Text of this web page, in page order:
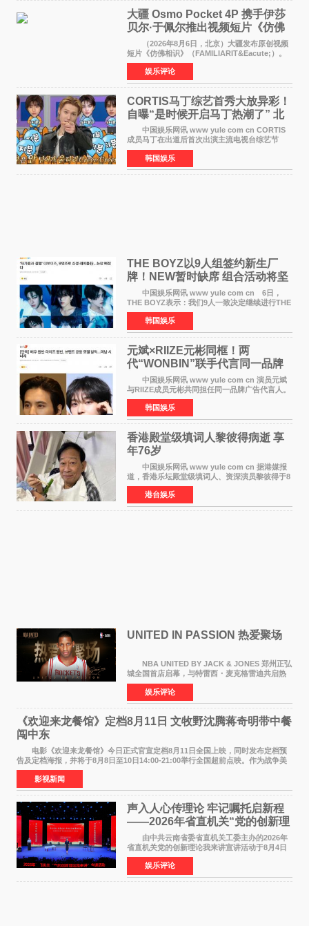
大疆 Osmo Pocket 4P 携手伊莎
贝尔·于佩尔推出视频短片《仿佛
相识》
（2026年8月6日，北京）大疆发布原创视频
短片《仿佛相识》（FAMILIARIT&Eacute;）。
视频短片由戛纳国际电影节最佳女演员伊莎贝尔·
于佩尔（Isabelle Huppert）主演，全程使用大
疆首款双主摄口
娱乐评论
CORTIS马丁综艺首秀大放异彩！
自曝“是时候开启马丁热潮了” 北
美巡演火热进行中
中国娱乐网讯 www yule com cn CORTIS
成员马丁在出道后首次出演主流电视台综艺节
目，展现了多才多艺的魅力。 马丁出演了5日
播出的MBC《Radio Star》Fashion与Passion
之间，I&lsquo;m
韩国娱乐
THE BOYZ以9人组签约新生厂
牌！NEW暂时缺席 组合活动将坚
定不移继续
中国娱乐网讯 www yule com cn 6日，
THE BOYZ表示：我们9人一致决定继续进行THE
BOYZ组合活动，并且已经完成了组合团体活动
签约。目前正在新生厂牌下进行活动准备。尚未
离开THE BOYZ原所
韩国娱乐
元斌×RIIZE元彬同框！两
代“WONBIN”联手代言同一品牌
颜值天花板合体
中国娱乐网讯 www yule com cn 演员元斌
与RIIZE成员元彬共同担任同一品牌广告代言人。
6日据独家报道，继演员元斌之后，RIIZE元彬最
近也被选为某在线中介平台A公司的共同广告代言
人，两人将作
韩国娱乐
香港殿堂级填词人黎彼得病逝 享
年76岁​
中国娱乐网讯 www yule com cn 据港媒报
道，香港乐坛殿堂级填词人、资深演员黎彼得于8
月5日上午因病离世，终年76岁。好友钟志光透
露，黎彼得今年3月中风后便卧床休养，身体机能
持续衰退，最
港台娱乐
UNITED IN PASSION 热爱聚场
NBA UNITED BY JACK & JONES 郑州正弘
城全国首店启幕，与特雷西・麦克格雷迪共启热
爱 2026 年7 月21 日，
NBAUNITEDBYJACK&JONES 全国首店，于郑
州正弘城正式启幕。NBA 传奇球星
娱乐评论
《欢迎来龙餐馆》定档8月11日 文牧野沈腾蒋奇明带中餐
闯中东
电影《欢迎来龙餐馆》今日正式官宣定档8月11日全国上映，同时发布定档预
告及定档海报，并将于8月8日至10日14:00-21:00举行全国超前点映。作为战争美
食大片，影片讲述的是中国厨师徐福（沈腾
影视新闻
声入人心传理论 牢记嘱托启新程
——2026年省直机关“党的创新理
论我来讲”宣讲活动圆满落幕
由中共云南省委省直机关工委主办的2026年
省直机关党的创新理论我来讲宣讲活动于8月4日
至5日在昆明举办。活动以 "牢记嘱托 感恩奋进
开创云南发展新局面 "为主题，坚持以新时代中国
特色社会主义
娱乐评论